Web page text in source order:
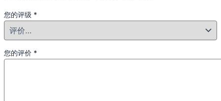
您的评级 *
您的评价 *